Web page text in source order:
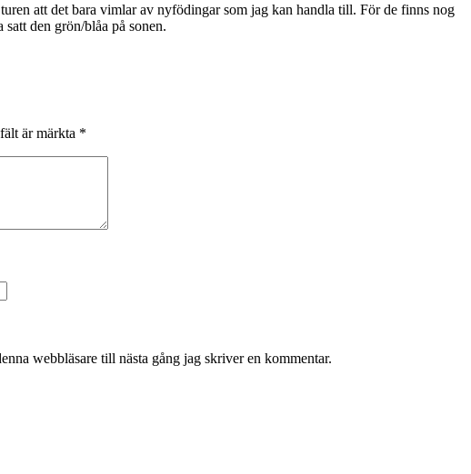
att det bara vimlar av nyfödingar som jag kan handla till. För de finns nog
satt den grön/blåa på sonen.
är märkta *
webbläsare till nästa gång jag skriver en kommentar.